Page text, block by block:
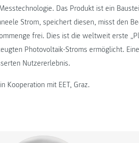
Das Produkt ist ein
Strom, speichert diesen, misst den
frei. Dies ist die weltweit erste
Photovoltaik-Stroms ermöglicht.
Nutzererlebnis.
Kooperation mit EET, Graz.